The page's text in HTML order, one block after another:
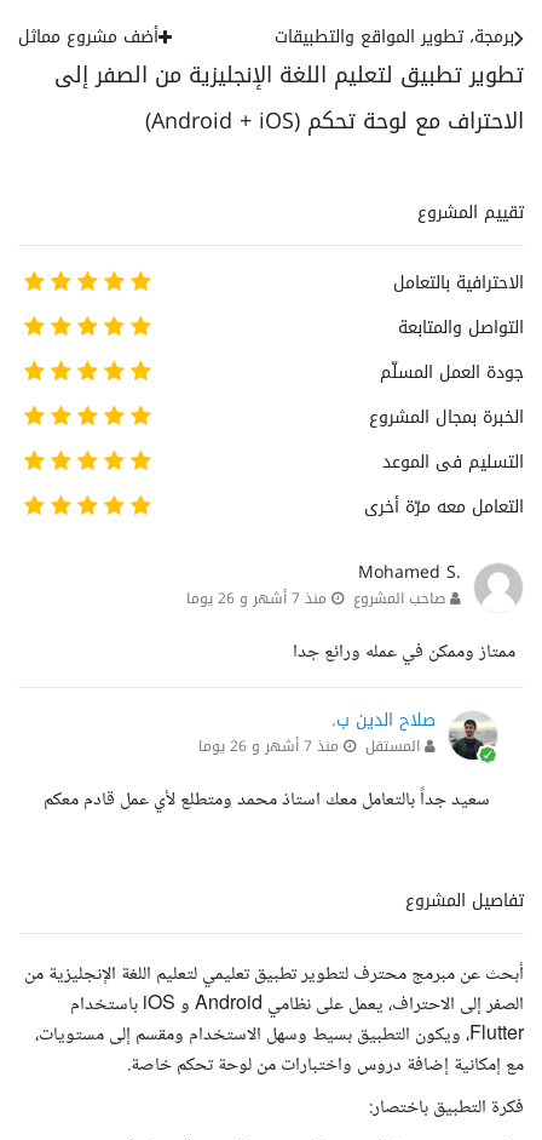
تطوير تطبيق لتعليم اللغة الإنجليزية من الصفر إلى
الاحتراف مع لوحة تحكم (Android + iOS)
برمجة، تطوير المواقع والتطبيقات أضف مشروع مماثل
تقييم المشروع
الاحترافية بالتعامل
التواصل والمتابعة
جودة العمل المسلّم
الخبرة بمجال المشروع
التسليم فى الموعد
التعامل معه مرّة أخرى
Mohamed S.
صاحب المشروع منذ 7 أشهر و 26 يوما
ممتاز وممكن في عمله ورائع جدا
صلاح الدين ب.
المستقل منذ 7 أشهر و 26 يوما
سعيد جداً بالتعامل معك استاذ محمد ومتطلع لأي عمل قادم معكم
تفاصيل المشروع
أبحث عن مبرمج محترف لتطوير تطبيق تعليمي لتعليم اللغة الإنجليزية من
الصفر إلى الاحتراف، يعمل على نظامي Android و iOS باستخدام
Flutter، ويكون التطبيق بسيط وسهل الاستخدام ومقسم إلى مستويات،
مع إمكانية إضافة دروس واختبارات من لوحة تحكم خاصة.
فكرة التطبيق باختصار: